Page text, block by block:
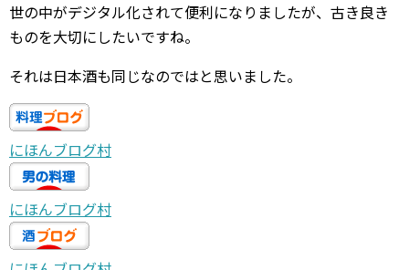
世の中がデジタル化されて便利になりましたが、古き良き
ものを大切にしたいですね。
それは日本酒も同じなのではと思いました。
にほんブログ村
にほんブログ村